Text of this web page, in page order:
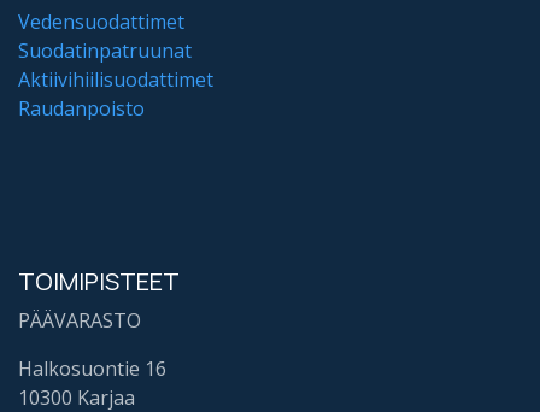
Vedensuodattimet
Suodatinpatruunat
Aktiivihiilisuodattimet
Raudanpoisto
TOIMIPISTEET
PÄÄVARASTO
Halkosuontie 16
10300 Karjaa